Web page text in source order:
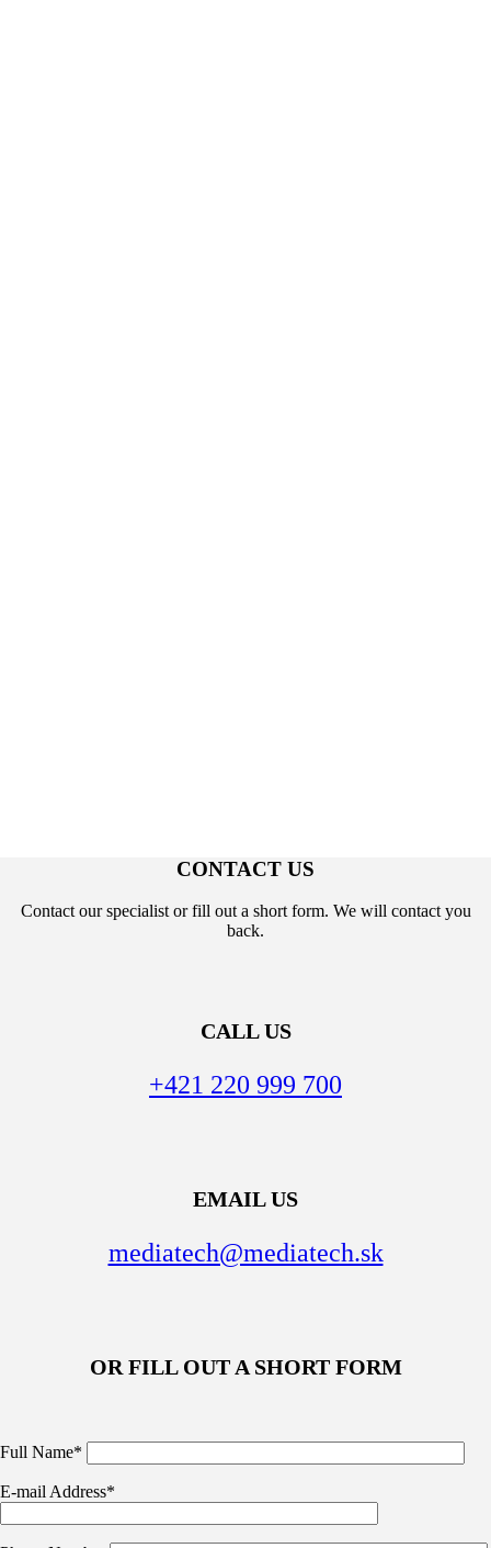
CONTACT US
Contact our specialist or fill out a short form. We will contact you
back.
CALL US
+421 220 999 700
EMAIL US
mediatech@mediatech.sk
OR FILL OUT A SHORT FORM
Full Name*
E-mail Address*